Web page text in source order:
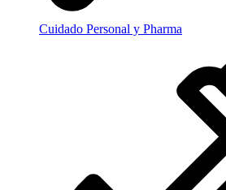
Cuidado Personal y Pharma